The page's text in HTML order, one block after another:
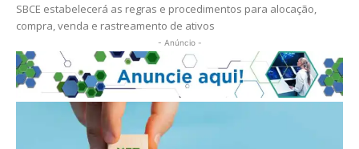
SBCE estabelecerá as regras e procedimentos para alocação,
compra, venda e rastreamento de ativos
- Anúncio -